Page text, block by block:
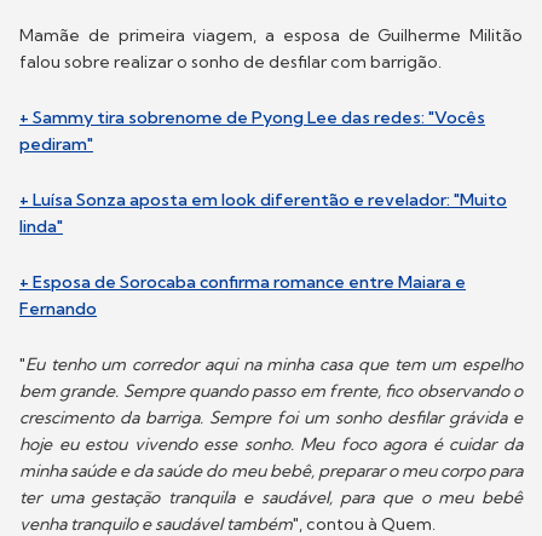
Mamãe de primeira viagem, a esposa de Guilherme Militão
falou sobre realizar o sonho de desfilar com barrigão.
+ Sammy tira sobrenome de Pyong Lee das redes: "Vocês
pediram"
+ Luísa Sonza aposta em look diferentão e revelador: "Muito
linda"
+ Esposa de Sorocaba confirma romance entre Maiara e
Fernando
"Eu tenho um corredor aqui na minha casa que tem um espelho
bem grande. Sempre quando passo em frente, fico observando o
crescimento da barriga. Sempre foi um sonho desfilar grávida e
hoje eu estou vivendo esse sonho. Meu foco agora é cuidar da
minha saúde e da saúde do meu bebê, preparar o meu corpo para
ter uma gestação tranquila e saudável, para que o meu bebê
venha tranquilo e saudável também", contou à Quem.